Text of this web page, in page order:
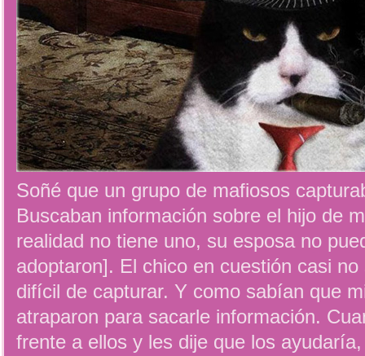
Soñé que un grupo de mafiosos
Buscaban información sobre el hijo de
realidad no tiene uno, su esposa no
adoptaron]. El chico en cuestión casi
difícil de capturar. Y como sabían que
atraparon para sacarle información.
frente a ellos y les dije que los